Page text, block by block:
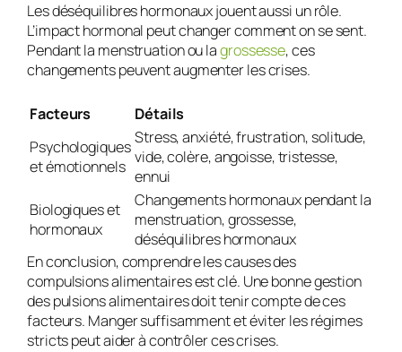
Les déséquilibres hormonaux jouent aussi un rôle.
L’impact hormonal peut changer comment on se sent.
Pendant la menstruation ou lagrossesse, ces
changements peuvent augmenter les crises.
Facteurs
Détails
Psychologiques
et émotionnels
Stress, anxiété, frustration, solitude,
vide, colère, angoisse, tristesse,
ennui
Biologiques et
hormonaux
Changements hormonaux pendant la
menstruation, grossesse,
déséquilibres hormonaux
En conclusion, comprendre lescauses des
compulsions alimentairesest clé. Une bonnegestion
des pulsions alimentairesdoit tenir compte de ces
facteurs. Manger suffisamment et éviter les régimes
stricts peut aider à contrôler ces crises.